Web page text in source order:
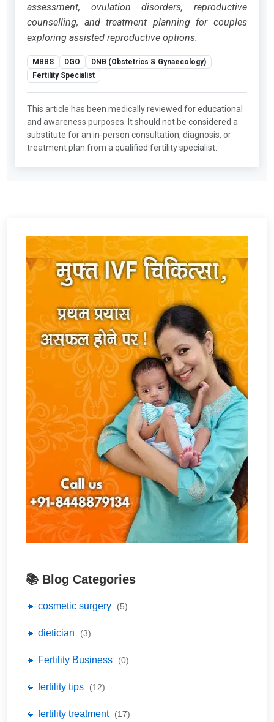
assessment, ovulation disorders, reproductive
counselling, and treatment planning for couples
exploring assisted reproductive options.
MBBS DGO
DNB (Obstetrics & Gynaecology)
Fertility Specialist
This article has been medically reviewed for educational
and awareness purposes. It should not be considered a
substitute for an in-person consultation, diagnosis, or
treatment plan from a qualified fertility specialist.
📚 Blog Categories
🔹 cosmetic surgery (5)
🔹 dietician (3)
🔹 Fertility Business (0)
🔹 fertility tips (12)
🔹 fertility treatment (17)